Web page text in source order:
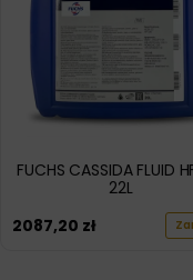
FUCHS CASSIDA FLUID
22L
2087,20 zł